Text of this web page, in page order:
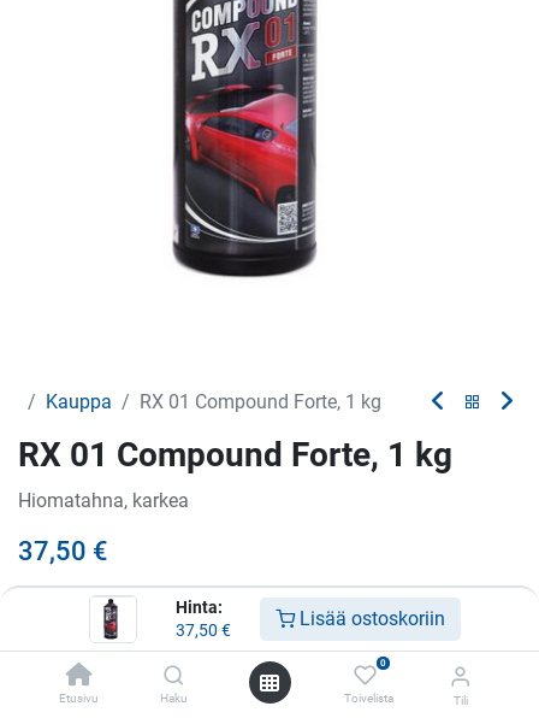
Hinta:
37,50 € Lisää ostoskoriin
Etusivu Haku
0
Toivelista Tili
Kauppa RX 01 Compound Forte, 1 kg
RX 01 Compound Forte, 1 kg
Hiomatahna, karkea
37,50 €
Lisää ostoskoriin
Lisää toivelistalle